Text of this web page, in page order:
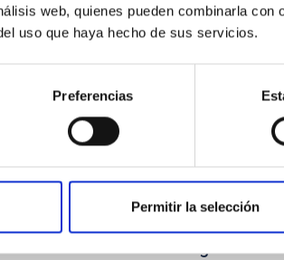
web, quienes pueden combinarla con
uso que haya hecho de sus servicios.
Preferencias
Permitir la selección
Consejería de
Canarias on the design and